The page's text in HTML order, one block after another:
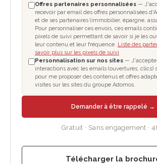
Offres partenaires personnalisées —
recevoir par email des offres personnalisées
et de ses partenaires (immobilier, épargne,
Pour personnaliser ces envois, ces emails
pixels de suivi permettant de savoir si je les
leur contenu et leur fréquence. Liste des
savoir plus sur les pixels de suivi
Personnalisation sur nos sites — J'accepte
interactions avec les emails (ouvertures, clics)
pour me proposer des contenus et offres
visites sur les sites du groupe Adomos.
Demander à être rappelé →
Gratuit · Sans engagement ·
Télécharger la